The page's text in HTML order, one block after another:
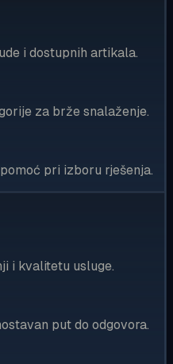
i dostupnih artikala.
za brže snalaženje.
pri izboru rješenja.
i kvalitetu usluge.
put do odgovora.